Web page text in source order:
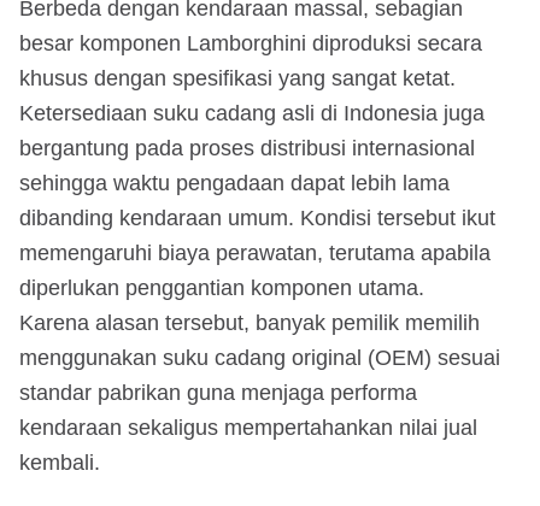
Berbeda dengan kendaraan massal, sebagian
besar komponen Lamborghini diproduksi secara
khusus dengan spesifikasi yang sangat ketat.
Ketersediaan suku cadang asli di Indonesia juga
bergantung pada proses distribusi internasional
sehingga waktu pengadaan dapat lebih lama
dibanding kendaraan umum. Kondisi tersebut ikut
memengaruhi biaya perawatan, terutama apabila
diperlukan penggantian komponen utama.
Karena alasan tersebut, banyak pemilik memilih
menggunakan suku cadang original (OEM) sesuai
standar pabrikan guna menjaga performa
kendaraan sekaligus mempertahankan nilai jual
kembali.